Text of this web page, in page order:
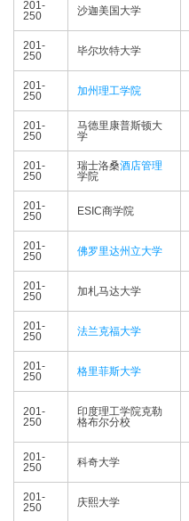
201-
250
沙迦美国大学
201-
250
毕尔坎特大学
201-
250
加州理工学院
201-
250
马德里康普斯顿大
学
201-
250
瑞士洛桑酒店管理
学院
201-
250
ESIC商学院
201-
250
佛罗里达州立大学
201-
250
加札马达大学
201-
250
法兰克福大学
201-
250
格里菲斯大学
201-
250
印度理工学院克勒
格布尔分校
201-
250
科奇大学
201-
250
庆熙大学